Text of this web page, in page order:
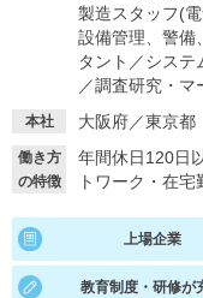
就活ノウハウが満載！
適職診断
あなたに合う仕事を診断
就活ニュースペ
製造スタッフ(
設備管理、警備
タント ／システ
／調査研究・マ
本社 大阪府／東京都
働き方
の特徴
年間休日120日
トワーク・在宅
上場企業
教育制度・研修が